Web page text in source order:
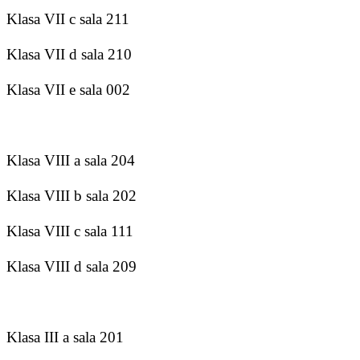
Klasa VII c sala 211
Klasa VII d sala 210
Klasa VII e sala 002
Klasa VIII a sala 204
Klasa VIII b sala 202
Klasa VIII c sala 111
Klasa VIII d sala 209
Klasa III a sala 201